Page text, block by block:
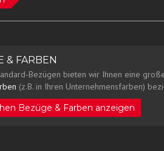
& FARBEN
Bezügen bieten wir Ihnen eine
(z.B. in Ihren Unternehmensfarben)
Bezüge & Farben anzeigen